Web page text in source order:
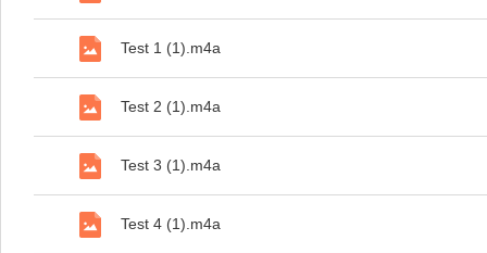
Test 1 (1).m4a
Test 2 (1).m4a
Test 3 (1).m4a
Test 4 (1).m4a